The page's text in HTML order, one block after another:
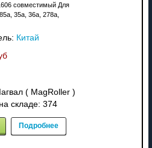
совместимый Для
35a, 36a, 278a,
Китай
( MagRoller )
складе: 374
Подробнее